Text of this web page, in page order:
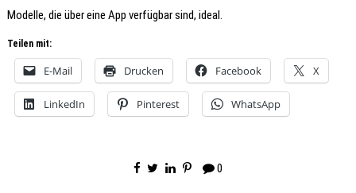
Modelle, die über eine App verfügbar sind, ideal.
Teilen mit:
E-Mail Drucken Facebook X
LinkedIn Pinterest WhatsApp
0